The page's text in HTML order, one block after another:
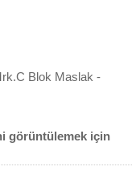
Blok Maslak -
görüntülemek için